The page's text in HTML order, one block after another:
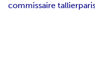
commissaire tallier